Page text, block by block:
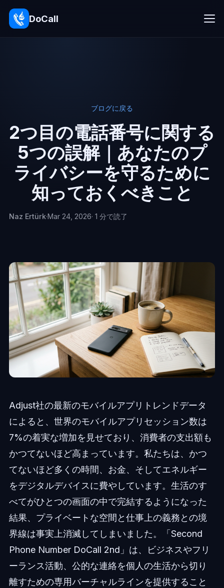
DoCall
ブログに戻る
2つ目の電話番号に関する
5つの誤解｜あなたのプ
ライバシーを守るために
知っておくべきこと
Naz Ertürk·Mar 24, 2026· 1 分で読了
Adjust社の最新のモバイルアプリトレンドデータ
によると、世界のモバイルアプリセッション数は
7%の着実な増加を見せており、消費者の支出額も
かつてないほど高まっています。私たちは、かつ
てないほど多くの時間、お金、そしてエネルギー
をデジタルデバイスに費やしています。生活のす
べてがひとつの画面の中で完結するようになった
結果、プライベートな空間と仕事上の義務との境
界線は事実上消滅してしまいました。「Second
Phone Number DoCall 2nd」は、ビジネスやフリ
ーランス活動、公的な連絡を個人の生活から切り
離すための専用バーチャルラインを提供すること